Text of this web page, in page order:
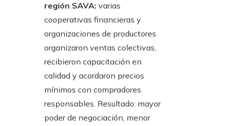
región SAVA: varias
cooperativas financieras y
organizaciones de productores
organizaron ventas colectivas,
recibieron capacitación en
calidad y acordaron precios
mínimos con compradores
responsables. Resultado: mayor
poder de negociación, menor